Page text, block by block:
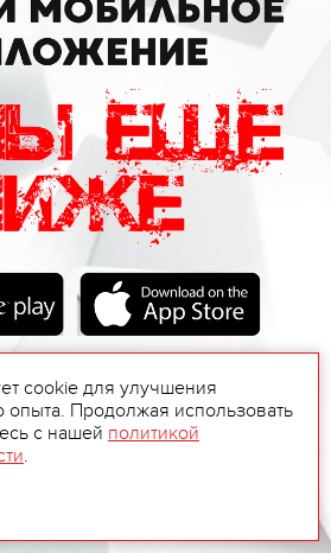
cookie для улучшения
опыта. Продолжая использовать
с нашей политикой
.